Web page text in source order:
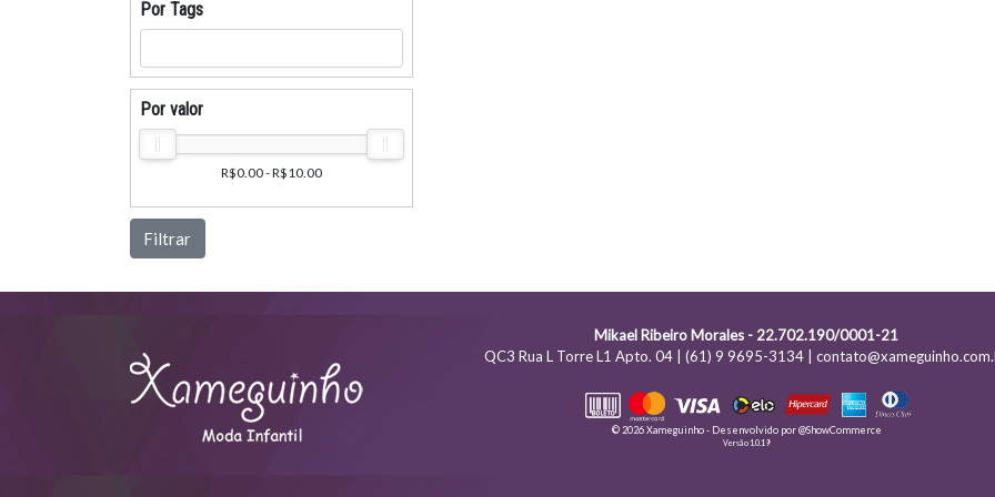
Por Tags
Por valor
R$0.00 - R$10.00
Filtrar
Mikael Ribeiro Morales - 22.702.190/0001-21
QC3 Rua L Torre L1 Apto. 04 | (61) 9 9695-3134 |
© 2026 Xameguinho - Desenvolvido por@ShowCommerce
Versão 1.0.19